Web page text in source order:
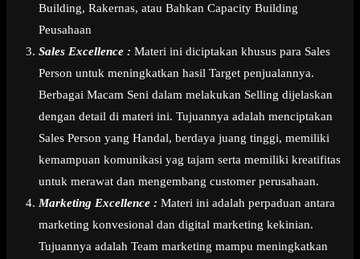
Building, Rakernas, atau Bahkan Capacity Building
Peusahaan
Sales Excellence : Materi ini diciptakan khusus para Sales
Person untuk meningkatkan hasil Target penjualannya.
Berbagai Macam Seni dalam melakukan Selling dijelaskan
dengan detail di materi ini. Tujuannya adalah menciptakan
Sales Person yang Handal, berdaya juang tinggi, memiliki
kemampuan komunikasi yag tajam serta memiliki kreatifitas
untuk merawat dan mengembang customer perusahaan.
Marketing Excellence : Materi ini adalah perpaduan antara
marketing konvesional dan digital marketing kekinian.
Tujuannya adalah Team marketing mampu meningkatkan